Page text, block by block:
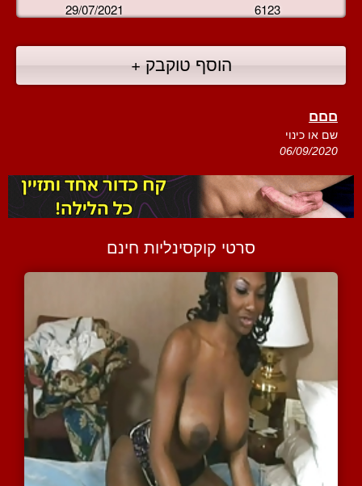
29/07/2021 6123
הוסף טוקבק +
םםם
שם או כינוי
06/09/2020
סרטי קוקסינליות חינם